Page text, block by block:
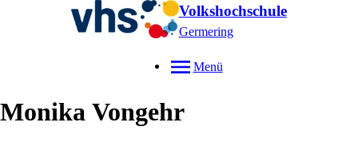
Volkshochschule
Germering
Menü
Monika Vongehr